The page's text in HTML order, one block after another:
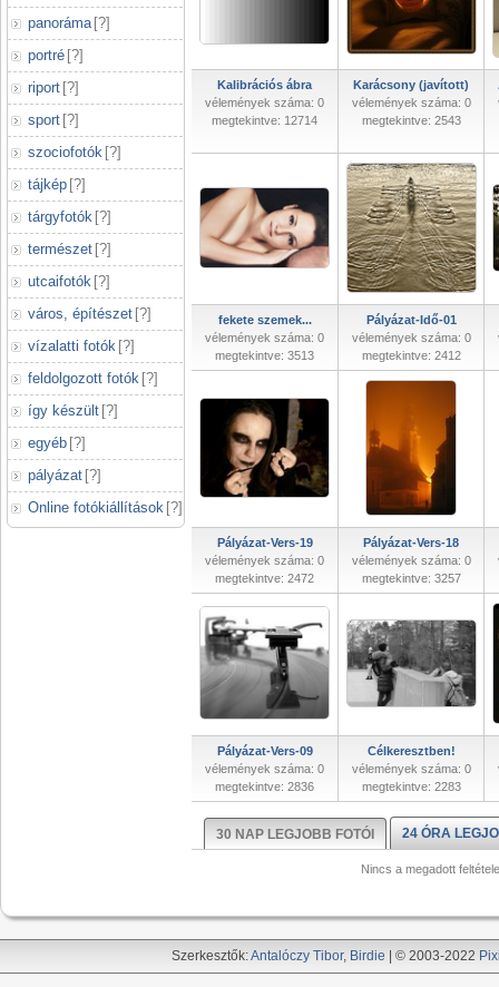
panoráma [?]
portré [?]
riport [?]
sport [?]
szociofotók [?]
tájkép [?]
tárgyfotók [?]
természet [?]
utcaifotók [?]
város, építészet [?]
vízalatti fotók [?]
feldolgozott fotók [?]
így készült [?]
egyéb [?]
pályázat [?]
Online fotókiállítások [?]
Kalibrációs ábra
vélemények száma: 0
megtekintve: 12714
Karácsony (javított)
vélemények száma: 0
megtekintve: 2543
fekete szemek...
vélemények száma: 0
megtekintve: 3513
Pályázat-Idő-01
vélemények száma: 0
megtekintve: 2412
Pályázat-Vers-19
vélemények száma: 0
megtekintve: 2472
Pályázat-Vers-18
vélemények száma: 0
megtekintve: 3257
Pályázat-Vers-09
vélemények száma: 0
megtekintve: 2836
Célkeresztben!
vélemények száma: 0
megtekintve: 2283
30 NAP LEGJOBB FOTÓI 24 ÓRA
Nincs a megadott
Szerkesztők:Antalóczy Tibor, Birdie | © 2003-2022